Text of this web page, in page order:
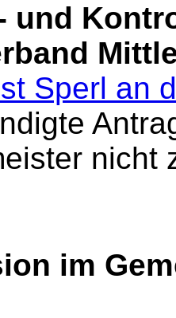
und
Sperl an
nicht
im